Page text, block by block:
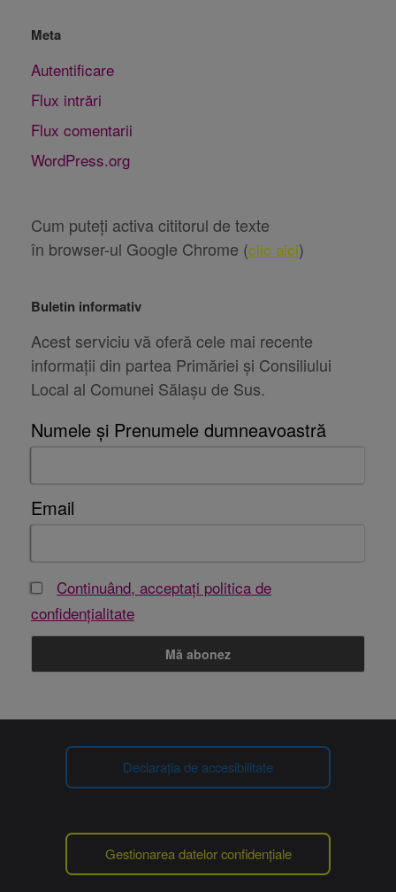
Meta
Autentificare
Flux intrări
Flux comentarii
WordPress.org
Cum puteți activa cititorul de texte
în browser-ul Google Chrome (clic aici)
Buletin informativ
Acest serviciu vă oferă cele mai recente
informații din partea Primăriei și Consiliului
Local al Comunei Sălașu de Sus.
Numele și Prenumele dumneavoastră
Email
Continuând, acceptați politica de
confidențialitate
Declarația de accesibilitate
Gestionarea datelor confidențiale